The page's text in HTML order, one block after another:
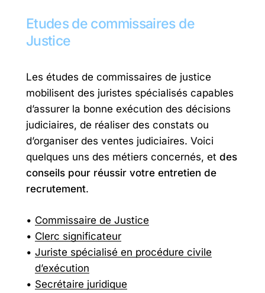
Etudes de commissaires de
Justice
Les études de commissaires de justice
mobilisent des juristes spécialisés capables
d’assurer la bonne exécution des décisions
judiciaires, de réaliser des constats ou
d’organiser des ventes judiciaires. Voici
quelques uns des métiers concernés, etdes
conseils pour réussir votre entretien de
recrutement.
Commissaire de Justice
Clerc significateur
Juriste spécialisé en procédure civile
d’exécution
Secrétaire juridique